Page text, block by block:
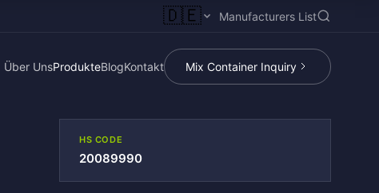
🇩🇪 Manufacturers List
Über UnsProdukteBlogKontakt Mix Container Inquiry
HS CODE
20089990